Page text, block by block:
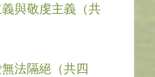
與敬虔主義（共
法隔絕（共四